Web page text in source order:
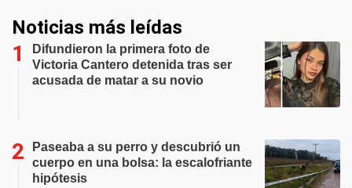
Noticias más leídas
Difundieron la primera foto de
Victoria Cantero detenida tras ser
acusada de matar a su novio
Paseaba a su perro y descubrió un
cuerpo en una bolsa: la escalofriante
hipótesis